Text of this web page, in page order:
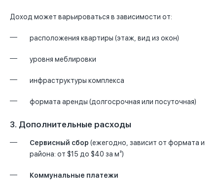
Доход может варьироваться в зависимости от:
расположения квартиры (этаж, вид из окон)
уровня меблировки
инфраструктуры комплекса
формата аренды (долгосрочная или посуточная)
3. Дополнительные расходы
Сервисный сбор (ежегодно, зависит от формата и
района: от $15 до $40 за м²)
Коммунальные платежи